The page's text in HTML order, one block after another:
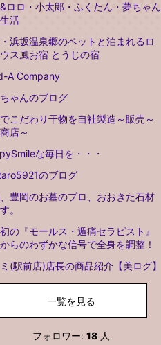
ロロ・小太郎・ふくたん・夢ちゃん
活
浜坂温泉郷のペットと泊まれるロ
ス風お宿 とうじの宿
A Company
ゃんのブログ
こだわり干物を自社製造～販売～
店～
な毎日を・・・
のブログ
豊岡のお墓のプロ、おおきた石材
。
の『モールス・遁痛セラピスト』
らのわずかな信号で全身を調整！
(駅前店)店長の商品紹介【美ログ】
一覧を見る
フォロワー: 18 人